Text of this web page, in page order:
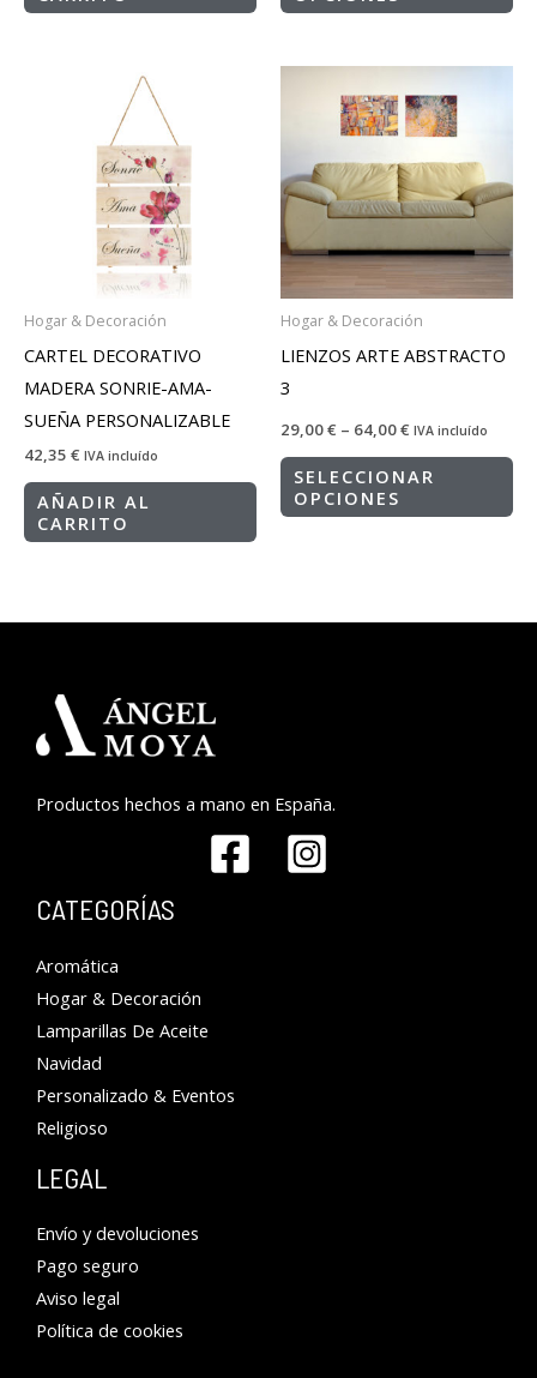
Hogar & Decoración
CARTEL DECORATIVO
MADERA SONRIE-AMA-
SUEÑA PERSONALIZABLE
42,35 € IVA incluído
AÑADIR AL
CARRITO
Hogar & Decoración
LIENZOS ARTE ABSTRACTO
3
29,00€ – 64,00€ IVA incluído
SELECCIONAR
OPCIONES
Productos hechos a mano en España.
CATEGORÍAS
Aromática
Hogar & Decoración
Lamparillas De Aceite
Navidad
Personalizado & Eventos
Religioso
LEGAL
Envío y devoluciones
Pago seguro
Aviso legal
Política de cookies